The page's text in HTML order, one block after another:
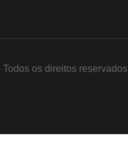
os direitos reservados